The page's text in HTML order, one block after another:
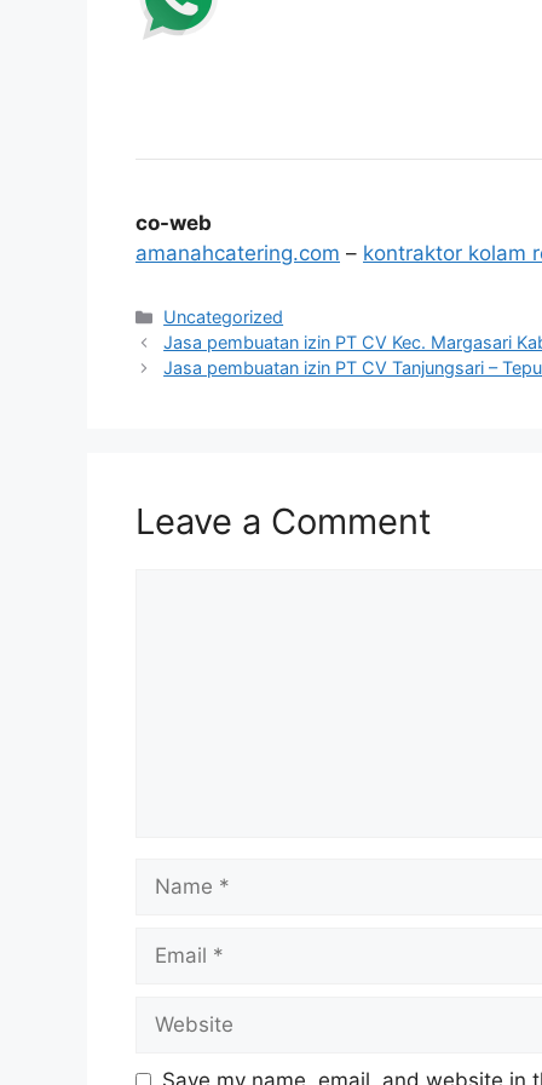
co-web
amanahcatering.com – kontraktor kolam
Categories
Uncategorized
Jasa pembuatan izin PT CV Kec. Margasari
Jasa pembuatan izin PT CV Tanjungsari –
Leave a Comment
Name
Email
Website